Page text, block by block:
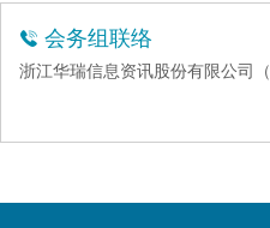
会务组联络
浙江华瑞信息资讯股份有限公司（